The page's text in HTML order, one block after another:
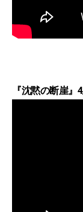
『沈黙の断崖